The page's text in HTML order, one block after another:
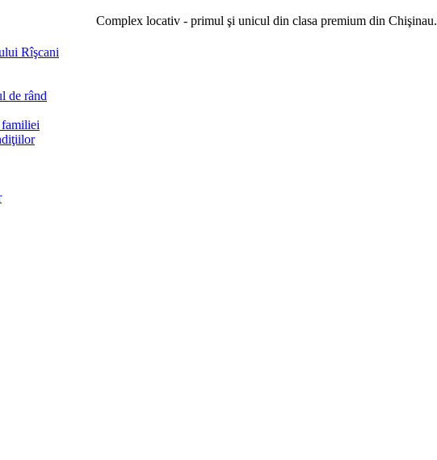
Complex locativ - primul şi unicul din clasa premium din Chişinau.
Rîşcani
de rând
familiei